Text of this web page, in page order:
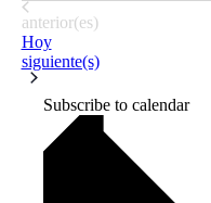
Eventos
anterior(es)
Hoy
Eventos
siguiente(s)
Subscribe to calendar